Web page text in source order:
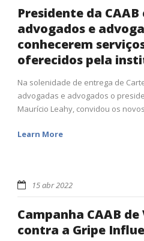
Presidente da
advogados e
conhecerem
oferecidos pela
Na solenidade de entrega de
advogadas e advogados o
Maurício Leahy, convidou os
Learn More
15 abr 2022
Campanha CAAB
contra a Gripe